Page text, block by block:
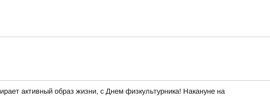
активный образ жизни, с Днем физкультурника! Накануне на